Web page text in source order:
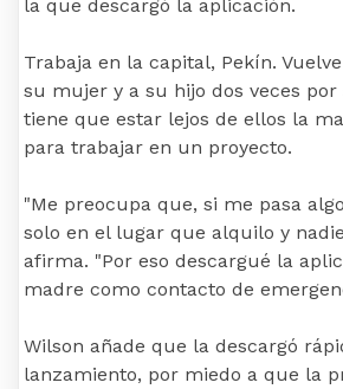
la que descargó la aplicación.
Trabaja en la capital, Pekín.
su mujer y a su hijo dos veces por
tiene que estar lejos de ellos la
para trabajar en un proyecto.
"Me preocupa que, si me pasa
solo en el lugar que alquilo y
afirma. "Por eso descargué la
madre como contacto de
Wilson añade que la descargó
lanzamiento, por miedo a que la